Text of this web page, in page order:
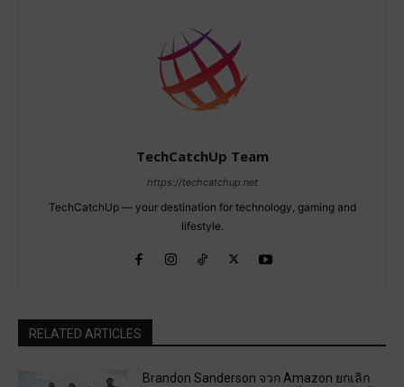
TechCatchUp Team
https://techcatchup.net
TechCatchUp — your destination for technology, gaming and
lifestyle.
RELATED ARTICLES
Brandon Sanderson จวก Amazon ยกเลิก